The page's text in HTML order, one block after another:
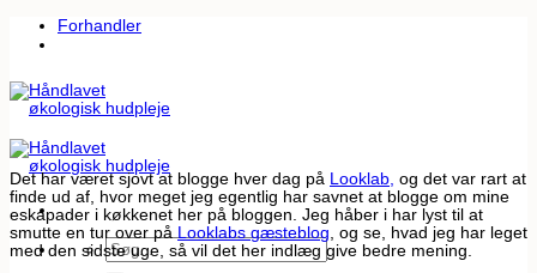
FortsætForhandler
Søg
efter:
Det har været sjovt at blogge hver dag på Looklab, og det var rart at
finde ud af, hvor meget jeg egentlig har savnet at blogge om mine
eskapader i køkkenet her på bloggen. Jeg håber i har lyst til at
smutte en tur over påLooklabs gæsteblog, og se, hvad jeg har leget
med den sidste uge, så vil det her indlæg give bedre mening.